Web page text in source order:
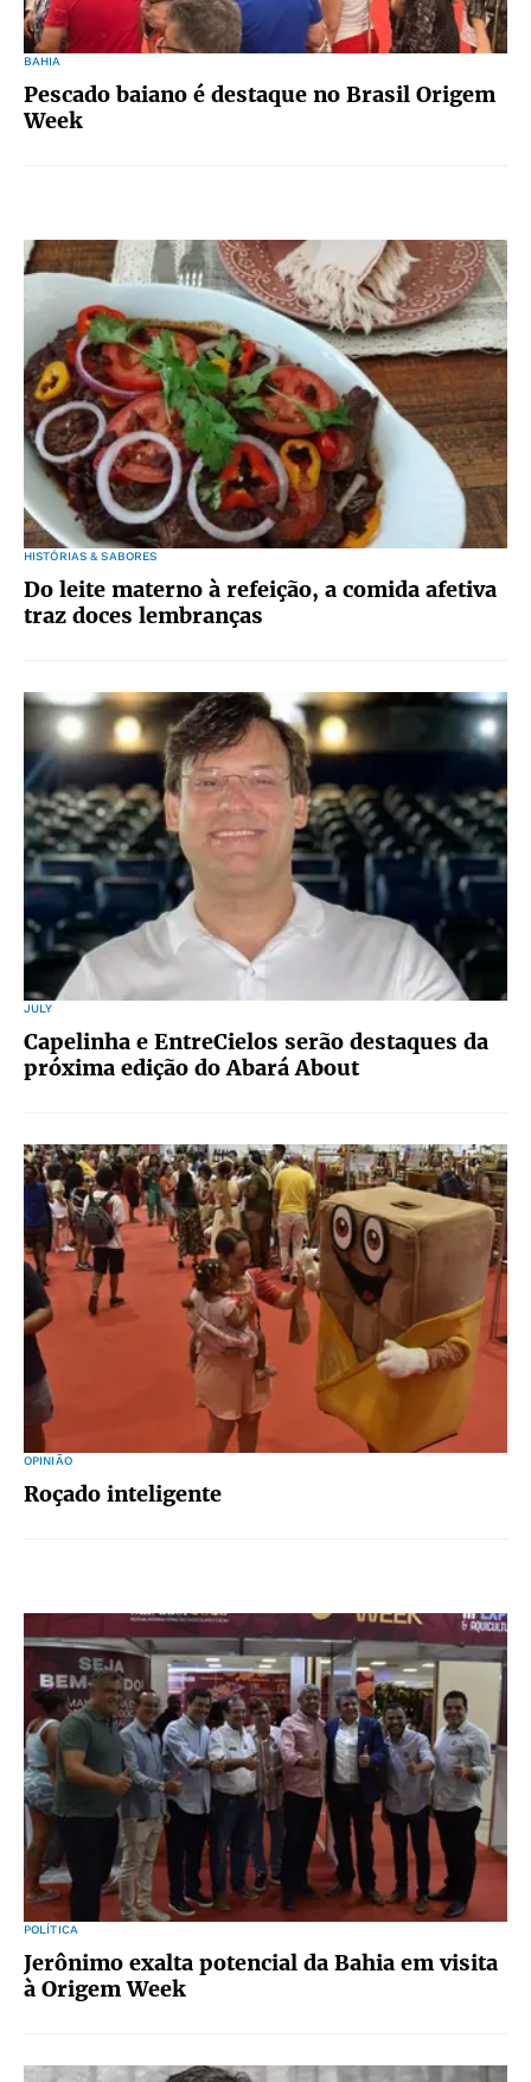
BAHIA
Pescado baiano é destaque no Brasil Origem
Week
HISTÓRIAS & SABORES
Do leite materno à refeição, a comida afetiva
traz doces lembranças
JULY
Capelinha e EntreCielos serão destaques da
próxima edição do Abará About
OPINIÃO
Roçado inteligente
POLÍTICA
Jerônimo exalta potencial da Bahia em visita
à Origem Week